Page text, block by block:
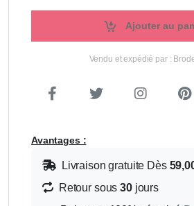
Ajouter au
Vendu et expédié par :
Avantages :
Livraison gratuite Dès
Retour sous30jours